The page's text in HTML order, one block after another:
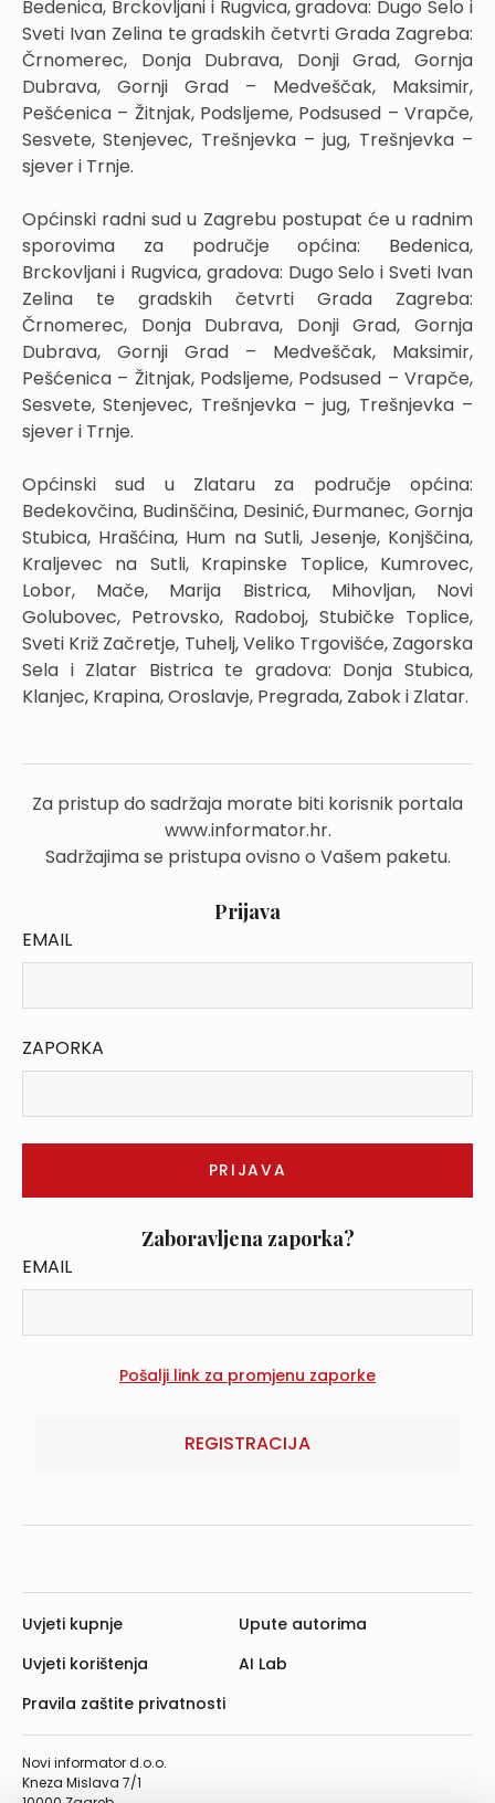
Bedenica, Brckovljani i Rugvica, gradova: Dugo Selo i
Sveti Ivan Zelina te gradskih četvrti Grada Zagreba:
Črnomerec, Donja Dubrava, Donji Grad, Gornja
Dubrava, Gornji Grad – Medveščak, Maksimir,
Pešćenica – Žitnjak, Podsljeme, Podsused – Vrapče,
Sesvete, Stenjevec, Trešnjevka – jug, Trešnjevka –
sjever i Trnje.
Općinski radni sud u Zagrebu postupat će u radnim
sporovima za područje općina: Bedenica,
Brckovljani i Rugvica, gradova: Dugo Selo i Sveti Ivan
Zelina te gradskih četvrti Grada Zagreba:
Črnomerec, Donja Dubrava, Donji Grad, Gornja
Dubrava, Gornji Grad – Medveščak, Maksimir,
Pešćenica – Žitnjak, Podsljeme, Podsused – Vrapče,
Sesvete, Stenjevec, Trešnjevka – jug, Trešnjevka –
sjever i Trnje.
Općinski sud u Zlataru za područje općina:
Bedekovčina, Budinščina, Desinić, Đurmanec, Gornja
Stubica, Hrašćina, Hum na Sutli, Jesenje, Konjščina,
Kraljevec na Sutli, Krapinske Toplice, Kumrovec,
Lobor, Mače, Marija Bistrica, Mihovljan, Novi
Golubovec, Petrovsko, Radoboj, Stubičke Toplice,
Sveti Križ Začretje, Tuhelj, Veliko Trgovišće, Zagorska
Sela i Zlatar Bistrica te gradova: Donja Stubica,
Klanjec, Krapina, Oroslavje, Pregrada, Zabok i Zlatar.
Za pristup do sadržaja morate biti korisnik portala
www.informator.hr.
Sadržajima se pristupa ovisno o Vašem paketu.
Prijava
EMAIL
ZAPORKA
Zaboravljena zaporka?
EMAIL
REGISTRACIJA
Novi informator d.o.o.
Kneza Mislava 7/1
Uvjeti kupnje
Uvjeti korištenja
Pravila zaštite privatnosti
Upute autorima
AI Lab